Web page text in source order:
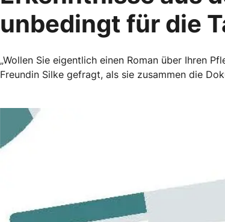
unbedingt für die
„Wollen Sie eigentlich einen Roman über Ihren
Freundin Silke gefragt, als sie zusammen die